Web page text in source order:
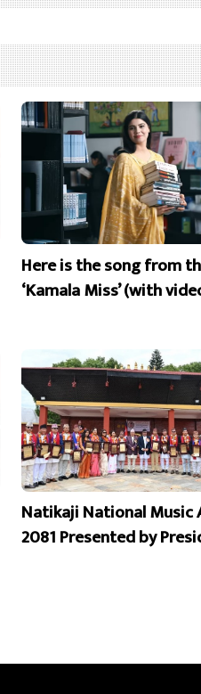
Here is the song from
‘Kamala Miss’ (with
Natikaji National Music
2081 Presented by